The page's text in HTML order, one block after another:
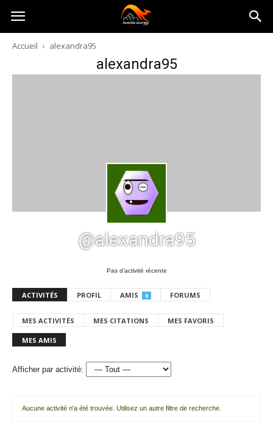
Australia-
australie.com
Accueil alexandra95
alexandra95
@alexandra95
Pas d’activité récente
ACTIVITÉS PROFIL AMIS 0 FORUMS
MES ACTIVITÉS MES CITATIONS MES FAVORIS
MES AMIS
Afficher par activité:
Aucune activité n'a été trouvée. Utilisez un autre filtre de recherche.